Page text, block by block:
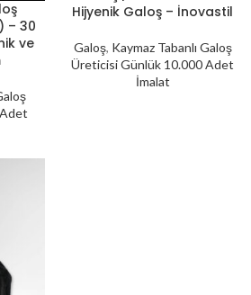
– 30
ve
Hijyenik Galoş – İnovastil
Galoş, Kaymaz Tabanlı Galoş
Üreticisi Günlük 10.000 Adet
İmalat